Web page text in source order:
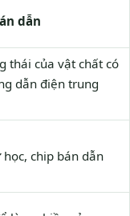
dẫn
thái của vật chất có
dẫn điện trung
chip bán dẫn